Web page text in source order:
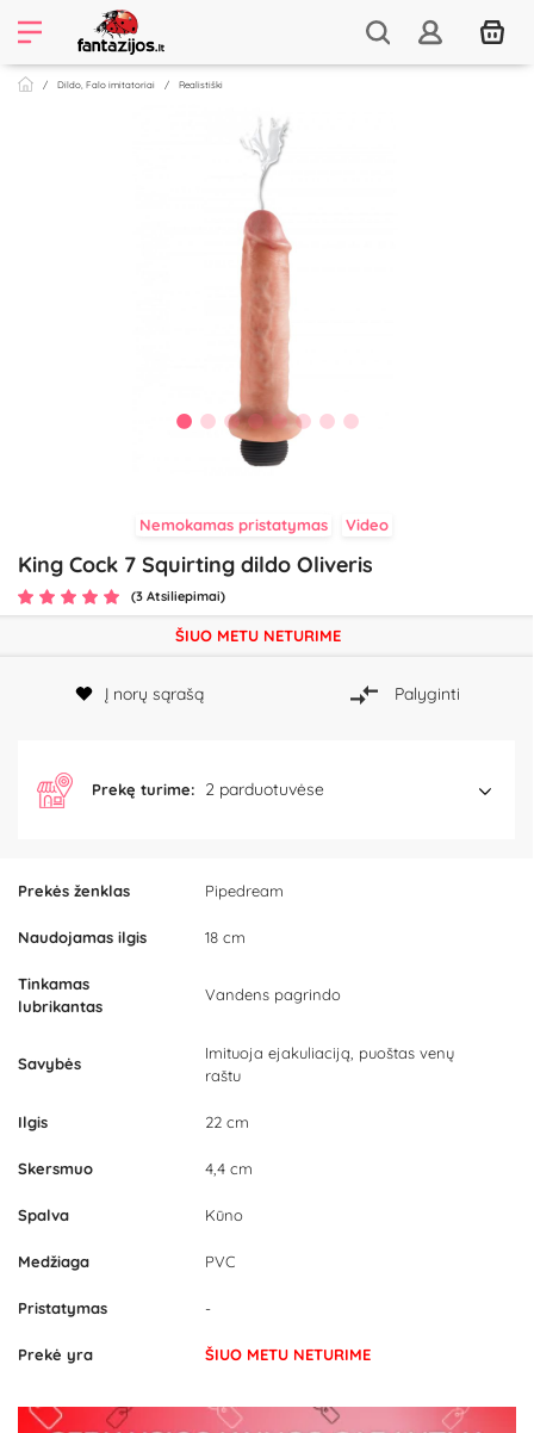
Dildo, Falo imitatoriai Realistiški
Nemokamas pristatymas Video
King Cock 7 Squirting dildo Oliveris
(3 Atsiliepimai)
Prekės ženklas Pipedream
Naudojamas ilgis 18 cm
Tinkamas
lubrikantas
Vandens pagrindo
Savybės
Imituoja ejakuliaciją, puoštas venų
raštu
Ilgis 22 cm
Skersmuo 4,4 cm
Spalva Kūno
Medžiaga PVC
Pristatymas -
Prekė yra ŠIUO METU NETURIME
ŠIUO METU NETURIME
Į norų sąrašą Palyginti
Prekę turime: 2 parduotuvėse